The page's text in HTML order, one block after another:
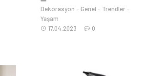
Dekorasyon Genel
Trendler
Yaşam
17.04.2023
0